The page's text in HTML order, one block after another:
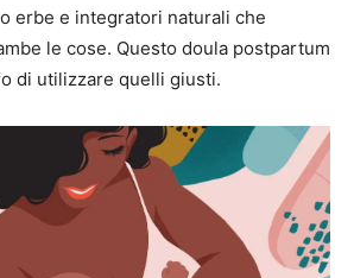
erbe e integratori naturali che
le cose. Questo doula postpartum
di utilizzare quelli giusti.